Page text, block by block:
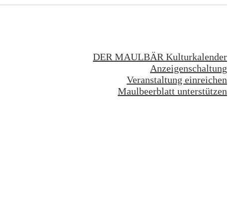
DER MAULBÄR Kulturkalender
Anzeigenschaltung
Veranstaltung einreichen
Maulbeerblatt unterstützen